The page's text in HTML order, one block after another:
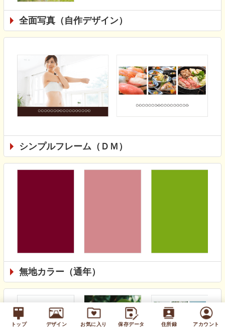
トップ デザイン お気に入り 保存データ 住所録 アカウント
全面写真（自作デザイン）
シンプルフレーム（ＤＭ）
無地カラー（通年）